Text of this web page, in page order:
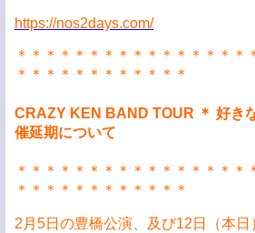
https://nos2days.com/
＊＊＊＊＊＊＊＊＊＊＊＊＊＊＊＊
＊＊＊＊＊＊＊＊＊＊＊＊
CRAZY KEN BAND TOUR ＊ 好き
催延期について
＊＊＊＊＊＊＊＊＊＊＊＊＊＊＊＊
＊＊＊＊＊＊＊＊＊＊＊＊
2月5日の豊橋公演、及び12日（本